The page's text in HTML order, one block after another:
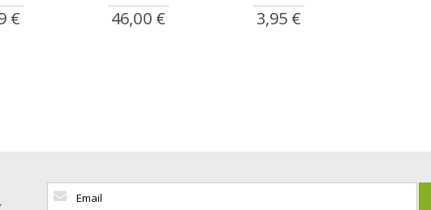
€ 46,00 € 3,95 €
Inscríbase